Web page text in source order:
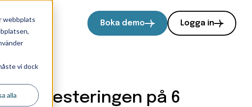
webbplats
vi dock
alla
Boka demo Logga in
investeringen på 6